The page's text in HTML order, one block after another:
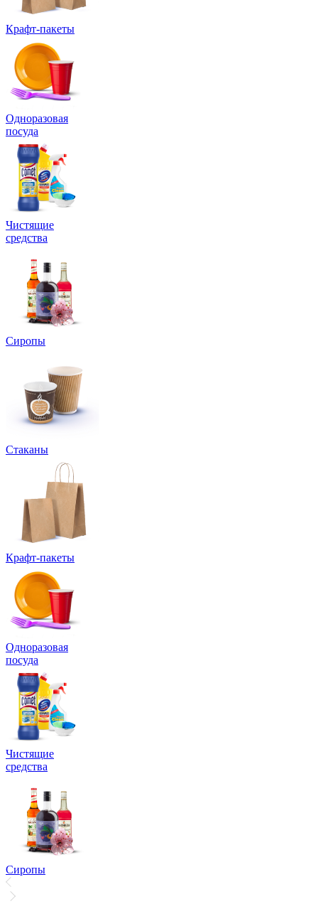
Крафт-пакеты
Одноразовая
посуда
Чистящие
средства
Сиропы
Стаканы
Крафт-пакеты
Одноразовая
посуда
Чистящие
средства
Сиропы